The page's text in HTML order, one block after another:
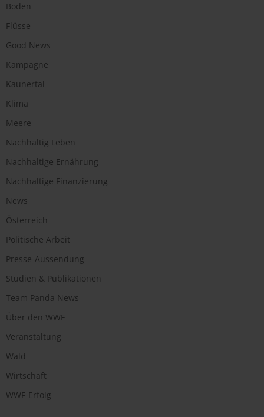
Boden
Flüsse
Good News
Kampagne
Kaunertal
Klima
Meere
Nachhaltig Leben
Nachhaltige Ernährung
Nachhaltige Finanzierung
News
Österreich
Politische Arbeit
Presse-Aussendung
Studien & Publikationen
Team Panda News
Über den WWF
Veranstaltung
Wald
Wirtschaft
WWF-Erfolg